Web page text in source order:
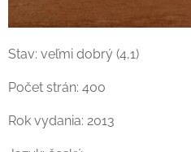
Stav: veľmi dobrý (4,1)
Počet strán: 400
Rok vydania: 2013